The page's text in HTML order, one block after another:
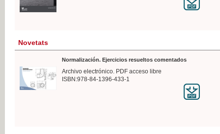
Novetats
Normalización. Ejercicios resueltos comentados
Archivo electrónico. PDF acceso libre
ISBN:978-84-1396-433-1